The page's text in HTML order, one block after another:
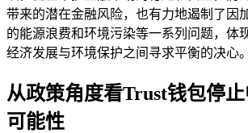
带来的潜在金融风险，也有力地遏制了因
的能源浪费和环境污染等一系列问题，体
经济发展与环境保护之间寻求平衡的决心。
从政策角度看Trust钱包停
可能性